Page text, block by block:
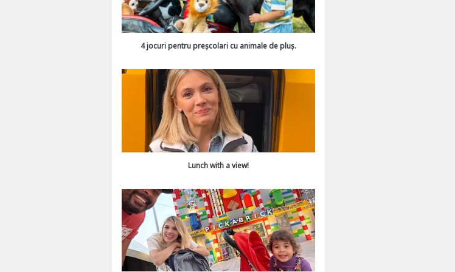
4 jocuri pentru preșcolari cu animale de pluș.
Lunch with a view!